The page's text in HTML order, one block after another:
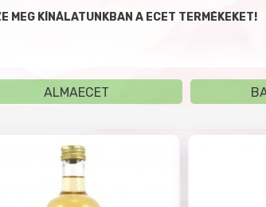
MEG KÍNÁLATUNKBAN A ECET TERMÉKEKET!
ALMAECET